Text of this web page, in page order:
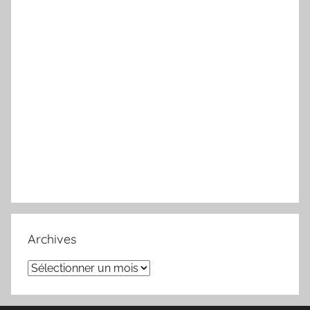
Archives
Archives